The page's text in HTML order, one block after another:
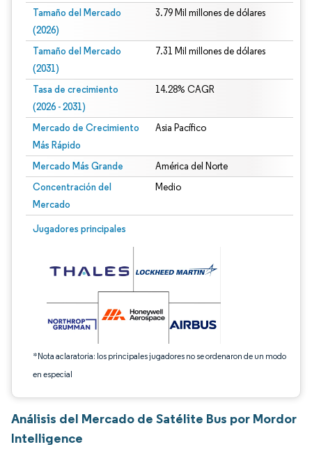
Tamaño del Mercado
(2026)
3.79 Mil millones de dólares
Tamaño del Mercado
(2031)
7.31 Mil millones de dólares
Tasa de crecimiento
(2026 - 2031)
14.28% CAGR
Mercado de Crecimiento
Más Rápido
Asia Pacífico
Mercado Más Grande América del Norte
Concentración del
Mercado
Medio
Jugadores principales
*Nota aclaratoria: los principales jugadores no se ordenaron de un modo
en especial
Imagen © Mordor Intelligence. El uso requiere atribución según CC BY 4.0.
Análisis del Mercado de Satélite Bus por Mordor
Intelligence